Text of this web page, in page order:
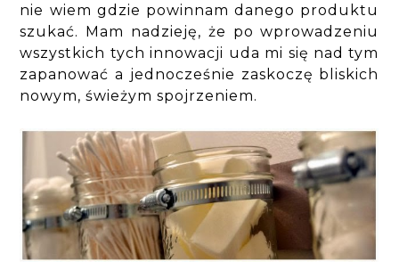
nie wiem gdzie powinnam danego produktu
szukać. Mam nadzieję, że po wprowadzeniu
wszystkich tych innowacji uda mi się nad tym
zapanować a jednocześnie zaskoczę bliskich
nowym, świeżym spojrzeniem.